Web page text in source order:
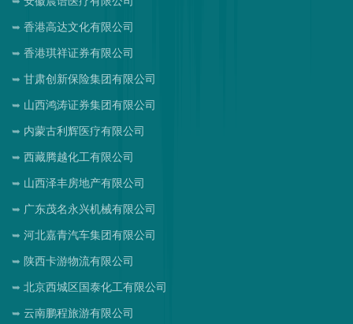
香港高达文化有限公司
香港琪祥证券有限公司
甘肃创新保险集团有限公司
山西鸿涛证券集团有限公司
内蒙古利辉医疗有限公司
西藏腾越化工有限公司
山西泽丰房地产有限公司
广东茂名永兴机械有限公司
河北嘉青汽车集团有限公司
陕西卡游物流有限公司
北京西城区国泰化工有限公司
云南鹏程旅游有限公司